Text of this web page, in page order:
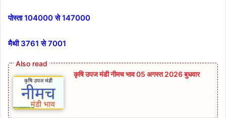
पोस्ता 104000 से 147000
मैथी 3761 से 7001
कृषि उपज मंडी नीमच भाव 05 अगस्त 2026 बुधवार